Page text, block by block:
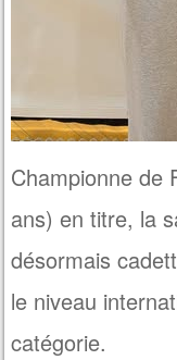
Championne de
ans) en titre, la
désormais
le niveau
catégorie.